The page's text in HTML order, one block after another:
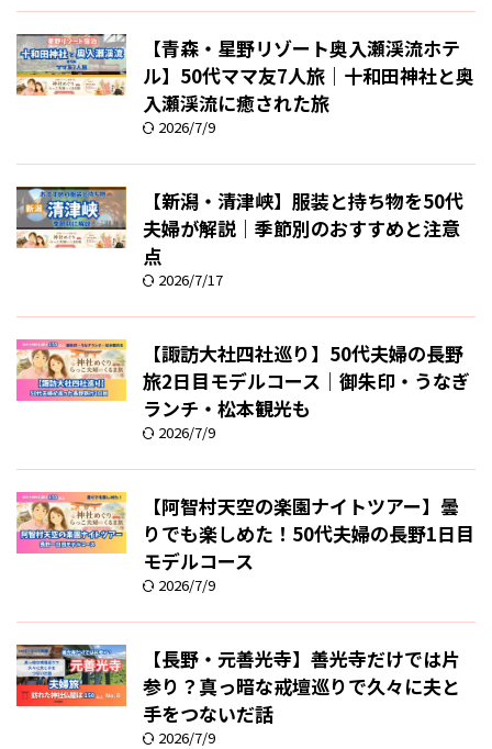
【青森・星野リゾート奥入瀬渓流ホテ
ル】50代ママ友7人旅｜十和田神社と奥
入瀬渓流に癒された旅
2026/7/9
【新潟・清津峡】服装と持ち物を50代
夫婦が解説｜季節別のおすすめと注意
点
2026/7/17
【諏訪大社四社巡り】50代夫婦の長野
旅2日目モデルコース｜御朱印・うなぎ
ランチ・松本観光も
2026/7/9
【阿智村天空の楽園ナイトツアー】曇
りでも楽しめた！50代夫婦の長野1日目
モデルコース
2026/7/9
【長野・元善光寺】善光寺だけでは片
参り？真っ暗な戒壇巡りで久々に夫と
手をつないだ話
2026/7/9